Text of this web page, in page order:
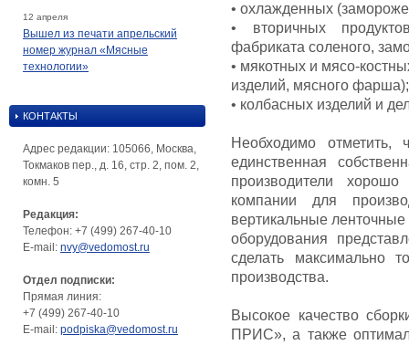
12 апреля
Вышел из печати апрельский
номер журнал «Мясные
технологии»
КОНТАКТЫ
Адрес редакции: 105066, Москва,
Токмаков пер., д. 16, стр. 2, пом. 2,
комн. 5
Редакция:
Телефон: +7 (499) 267-40-10
E-mail: nvy@vedomost.ru
Отдел подписки:
Прямая линия:
+7 (499) 267-40-10
E-mail: podpiska@vedomost.ru
• охлажденных
• вторичных
фабриката соленого,
• мякотных и мясо-
изделий, мясного фарша);
• колбасных изделий и
Необходимо
единственная
производители
компании для
вертикальные
оборудования
сделать максимально
производства.
Высокое качество
ПРИС», а также